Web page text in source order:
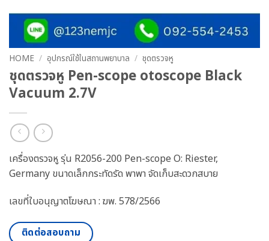
HOME / อุปกรณ์ใช้ในสถานพยาบาล / ชุดตรวจหู
ชุดตรวจหู Pen-scope otoscope Black
Vacuum 2.7V
เครื่องตรวจหู รุ่น R2056-200 Pen-scope O: Riester,
Germany ขนาดเล็กกระทัดรัด พาพา จัดเก็บสะดวกสบาย
เลขที่ใบอนุญาตโฆษณา : ฆพ. 578/2566
ติดต่อสอบถาม